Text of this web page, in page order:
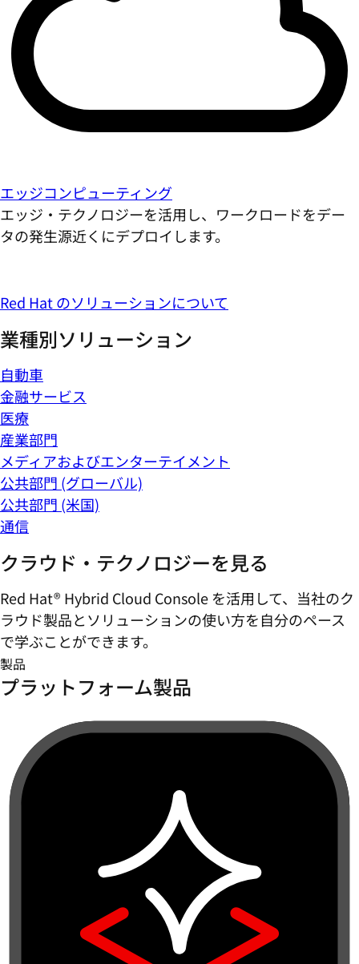
エッジコンピューティング
エッジ・テクノロジーを活用し、ワークロードをデー
タの発生源近くにデプロイします。
Red Hat のソリューションについて
業種別ソリューション
自動車
金融サービス
医療
産業部門
メディアおよびエンターテイメント
公共部門 (グローバル)
公共部門 (米国)
通信
クラウド・テクノロジーを見る
Red Hat® Hybrid Cloud Console を活用して、当社のク
ラウド製品とソリューションの使い方を自分のペース
で学ぶことができます。
製品
プラットフォーム製品